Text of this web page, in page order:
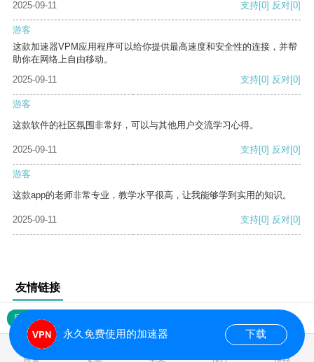
2025-09-11
支持[0] 反对[0]
游客
这款加速器VPM应用程序可以给你提供最高速度和安全性的连接，并帮
助你在网络上自由移动。
2025-09-11
支持[0] 反对[0]
游客
这款软件的社区氛围非常好，可以与其他用户交流学习心得。
2025-09-11 支持[0] 反对[0]
游客
这款app的老师非常专业，教学水平很高，让我能够学到实用的知识。
2025-09-11 支持[0] 反对[0]
友情链接
网站地图
首页 安卓 苹果 排行 推荐
永久免费使用的加速器 下载
0.016787s